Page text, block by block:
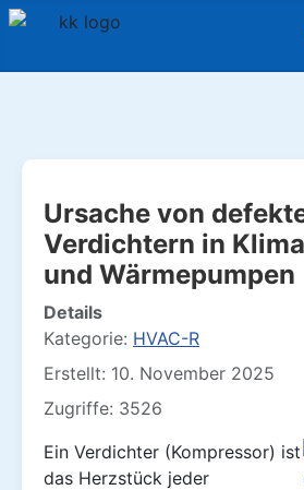
Ursache von
Verdichtern in
und Wärmepumpen
Details
Kategorie: HVAC-R
Erstellt: 10. November 2025
Zugriffe: 3526
Ein Verdichter (Kompressor) ist
das Herzstück jeder